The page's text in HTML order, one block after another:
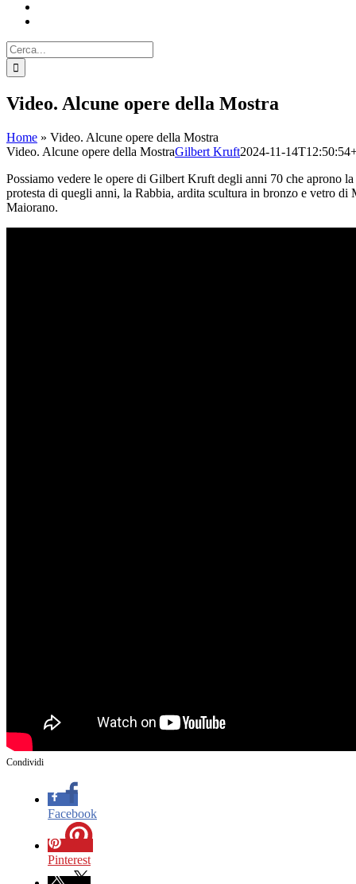
Cerca
per:
Video. Alcune opere della Mostra
Home » Video. Alcune opere della Mostra
Video. Alcune opere della MostraGilbert Kruft2024-11-
Possiamo vedere le opere di Gilbert Kruft degli anni 70 che aprono
protesta di quegli anni, la Rabbia, ardita scultura in bronzo e vetro di
Maiorano.
Condividi
Facebook
Pinterest